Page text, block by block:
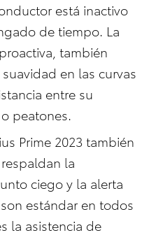
está inactivo
de tiempo. La
también
en las curvas
entre su
peatones.
Prime 2023 también
la
ciego y la alerta
estándar en todos
la asistencia de